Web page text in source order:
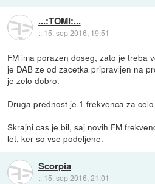
...:TOMI:...
:: 15. sep 2016, 19:51
FM ima porazen doseg, zato je treba
je DAB ze od zacetka pripravljen na
je zelo dobro.
Druga prednost je 1 frekvenca za
Skrajni cas je bil, saj novih FM
let, ker so vse podeljene.
Scorpia
:: 15. sep 2016, 21:01